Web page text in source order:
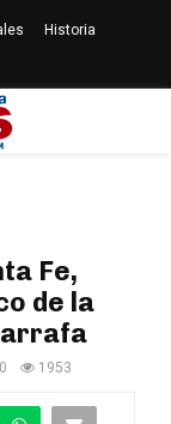
Historia
Fe,
de la
0 1953